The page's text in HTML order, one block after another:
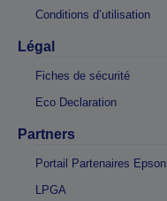
Conditions d’utilisation
Légal
Fiches de sécurité
Eco Declaration
Partners
Portail Partenaires Epson
LPGA